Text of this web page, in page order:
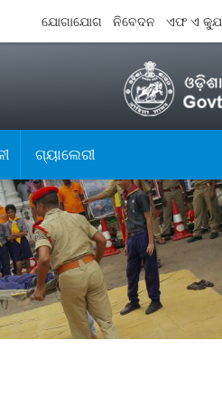
ଯୋଗାଯୋଗ ନିବେଦନ ଏଫ ଏ କ୍ଯୁ
ଗ୍ୟାଲେରୀ